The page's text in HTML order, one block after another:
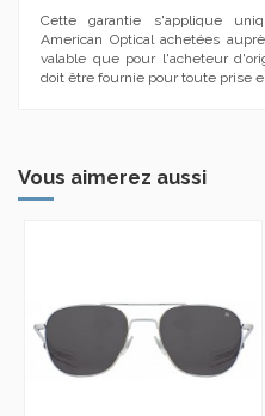
Cette garantie s'applique
American Optical achetées
valable que pour l'acheteur
doit être fournie pour toute prise
Vous aimerez aussi